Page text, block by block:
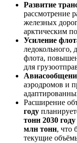
Развитие
рассмотрение
железных
арктическим
Усиление
ледокольного,
флота,
для
аэродромов и
Расширение
году
тонн 2030 году
млн тонн, что
текущие